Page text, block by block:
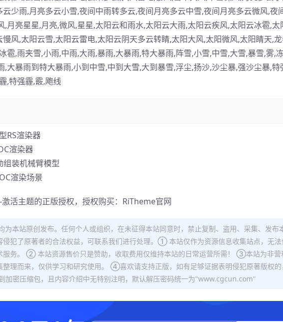
少雨,月亮多云小雪,夜间中雨转多云,夜间月亮多云中雪,夜间月亮多云微风,夜
月亮星星,月亮,微风,星星,太阳云和雨水,太阳云大雨,太阳云疾风,太阳云冰雹,太
风,太阳云雪,太阳云雷电,太阳云阴天多云转睛,太阳大风,太阳微风,太阳睛天,
雹,雨夹雪,小雨,中雨,大雨,暴雨,大暴雨,特大暴雨,阵雪,小雪,中雪,大雪,暴雪,雾,
大暴雨到特大暴雨,小到中雪,中到大雪,大到暴雪,浮尘,扬沙,沙尘暴,强沙尘暴,特
,特强霾,霰,飑线
RS渲染器
渲染器
组装机械臂模型
渲染场景
活主题的正版授权，授权购买： RiTheme官网
为本站原创发布。任何个人或组织，在未征得本站同意时，禁止复制、盗用、采集、发布
犯了原著者的合法权益，可联系我们进行处理。① 本站仅作为资源信息收集站点，无
服务。 ② 本站资源售价只是赞助，收取费用仅维持本站的日常运营所需！ ③本站为非营
理而来，仅供学习和研究使用。 ④喜欢请支持正版，如有足够证据表明侵犯原著版权
密压缩包，且内容介绍中无特别注明，默认解压密码统一为"www.cgcun.com"